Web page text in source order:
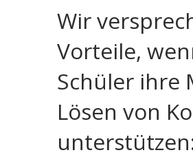
Wir
Vorteile,
Schüler ihre
Lösen von